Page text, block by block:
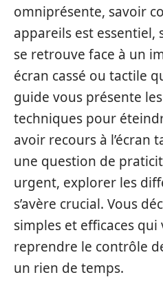
omniprésente, savoir
appareils est essentiel,
se retrouve face à un
écran cassé ou tactile
guide vous présente
techniques pour
avoir recours à l’écran
une question de
urgent, explorer les
s’avère crucial. Vous
simples et efficaces
reprendre le contrôle
un rien de temps.